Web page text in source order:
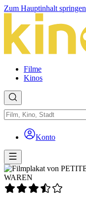
Zum Hauptinhalt springen
Filme
Kinos
Konto